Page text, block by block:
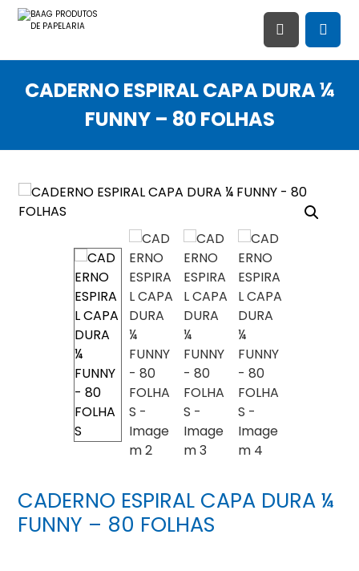
CADERNO ESPIRAL CAPA DURA ¼
FUNNY – 80 FOLHAS
CADERNO ESPIRAL CAPA DURA ¼
FUNNY – 80 FOLHAS